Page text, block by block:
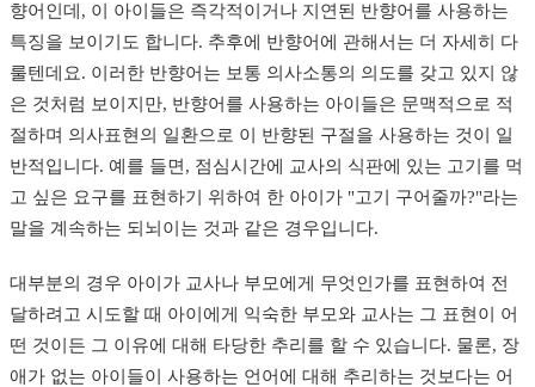
향어인데, 이 아이들은 즉각적이거나 지연된 반향어를 사용하는
특징을 보이기도 합니다. 추후에 반향어에 관해서는 더 자세히 다
룰텐데요. 이러한 반향어는 보통 의사소통의 의도를 갖고 있지 않
은 것처럼 보이지만, 반향어를 사용하는 아이들은 문맥적으로 적
절하며 의사표현의 일환으로 이 반향된 구절을 사용하는 것이 일
반적입니다. 예를 들면, 점심시간에 교사의 식판에 있는 고기를 먹
고 싶은 요구를 표현하기 위하여 한 아이가 "고기 구어줄까?"라는
말을 계속하는 되뇌이는 것과 같은 경우입니다.
대부분의 경우 아이가 교사나 부모에게 무엇인가를 표현하여 전
달하려고 시도할 때 아이에게 익숙한 부모와 교사는 그 표현이 어
떤 것이든 그 이유에 대해 타당한 추리를 할 수 있습니다. 물론, 장
애가 없는 아이들이 사용하는 언어에 대해 추리하는 것보다는 어